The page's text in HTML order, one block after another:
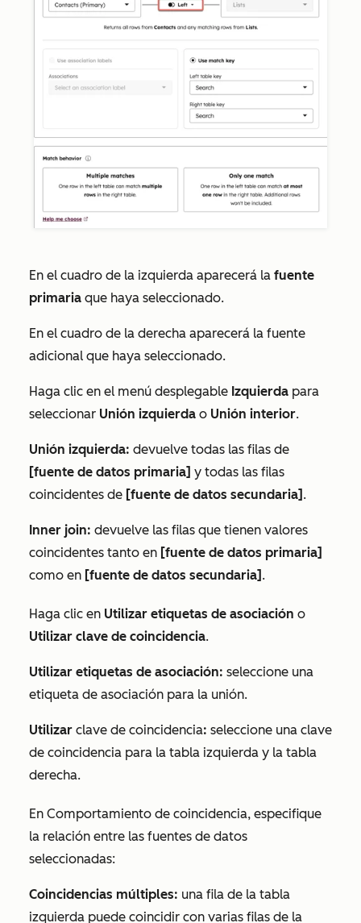
En el cuadro de la izquierda aparecerá la fuente
primaria que haya seleccionado.
En el cuadro de la derecha aparecerá la fuente
adicional que haya seleccionado.
Haga clic en el menú desplegable Izquierda para
seleccionar Unión izquierda o Unión interior.
Unión izquierda: devuelve todas las filas de
[fuente de datos primaria] y todas las filas
coincidentes de [fuente de datos secundaria] .
Inner join: devuelve las filas que tienen valores
coincidentes tanto en [fuente de datos primaria]
como en [fuente de datos secundaria] .
Haga clic en Utilizar etiquetas de asociación o
Utilizar clave de coincidencia.
Utilizar etiquetas de asociación: seleccione una
etiqueta de asociación para la unión.
Utilizar clave de coincidencia: seleccione una clave
de coincidencia para la tabla izquierda y la tabla
derecha.
En Comportamiento de coincidencia, especifique
la relación entre las fuentes de datos
seleccionadas:
Coincidencias múltiples: una fila de la tabla
izquierda puede coincidir con varias filas de la